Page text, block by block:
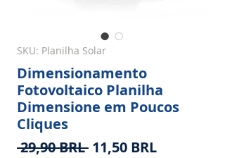
SKU: Planilha Solar
Dimensionamento
Fotovoltaico Planilha
Dimensione em Poucos
Cliques
29,90 BRL Precio
11,50 BRLPrecio